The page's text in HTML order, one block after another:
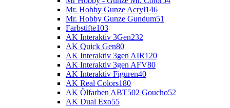
Mr. Hobby Gunze Acryl146
Mr. Hobby Gunze Gundum51
Farbstifte103
AK Interaktiv 3Gen232
AK Quick Gen80
AK Interaktiv 3gen AIR120
AK Interaktiv 3gen AFV80
AK Interaktiv Figuren40
AK Real Colors180
AK Ölfarben ABT502 Goucho52
AK Dual Exo55